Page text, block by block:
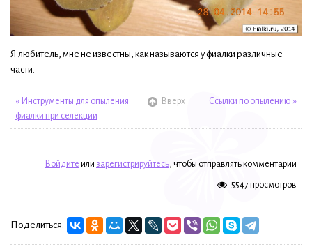
Я любитель, мне не известны, как называются у фиалки различные
части.
« Инструменты для опыления
фиалки при селекции
Вверх Ссылки по опылению »
Войдите или зарегистрируйтесь, чтобы отправлять комментарии
5547 просмотров
Поделиться: